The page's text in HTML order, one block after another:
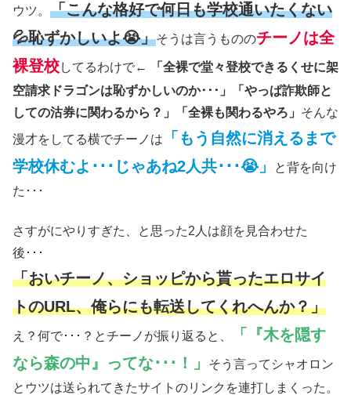
ウツ。 「こんな格好で何日も学校通いたくない
💦恥ずかしいよ😭」そうは言うもののチーノは全
裸登校してるわけで←
「全裸で堂々登校できるくせに架
空請求ドラゴンは恥ずかしいのか･･･」「やっぱ詐欺師と
しての沽券に関わるから？」「全裸も関わるやろ」 そんな
漫才をしてる横でチーノは
「もう自然に消えるまで
学校休むよ･･･じゃあね2人共･･･😭」
と背を向け
た･･･
さすがにやりすぎた、と思った2人は顔を見合わせた
後･･･
「おいチーノ、ショッピから貰ったエロサイ
トのURL、俺らにも転送してくれへんか？」
え？何で･･･？とチーノが振り返ると、
「『木を隠す
なら森の中』ってな･･･！」
そう言ってシャオロン
とウツは送られてきたサイトのリンクを連打しまくった。